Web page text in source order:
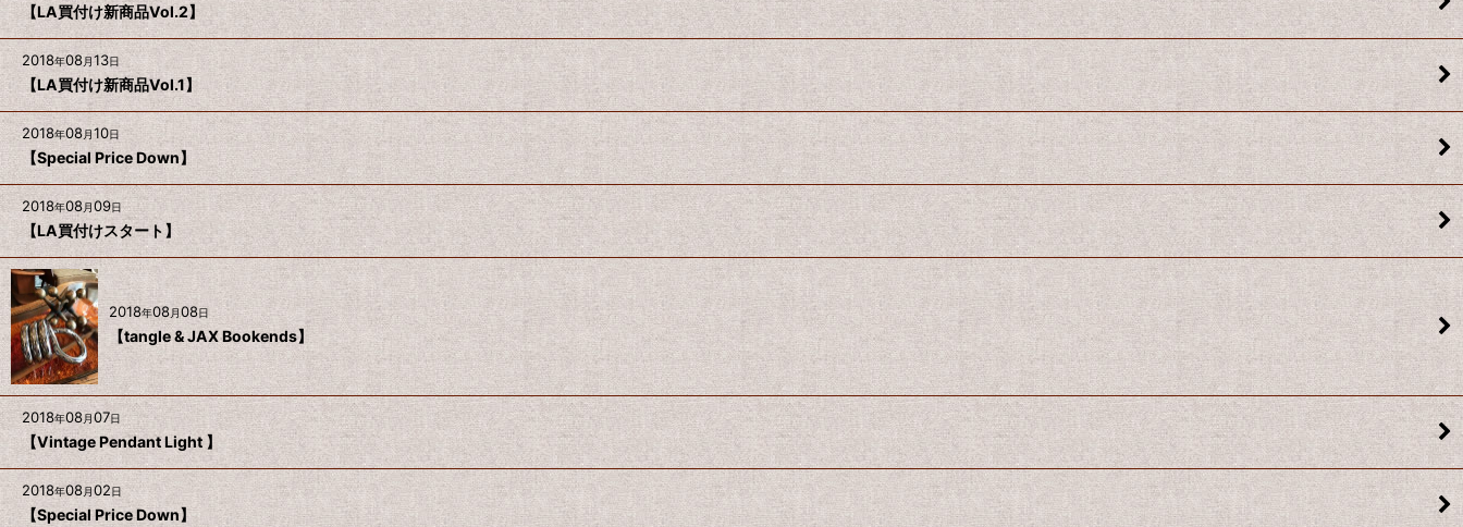
【LA買付け新商品Vol.2】
2018年08月13日
【LA買付け新商品Vol.1】
2018年08月10日
【Special Price Down】
2018年08月09日
【LA買付けスタート】
2018年08月08日
【tangle & JAX Bookends】
2018年08月07日
【Vintage Pendant Light 】
2018年08月02日
【Special Price Down】